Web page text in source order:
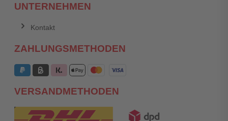
UNTERNEHMEN
Kontakt
ZAHLUNGSMETHODEN
VERSANDMETHODEN